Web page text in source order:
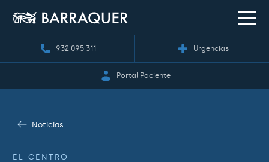
932 095 311 Urgencias
Portal Paciente
Noticias
EL CENTRO